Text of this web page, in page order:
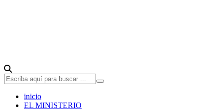
inicio
EL MINISTERIO